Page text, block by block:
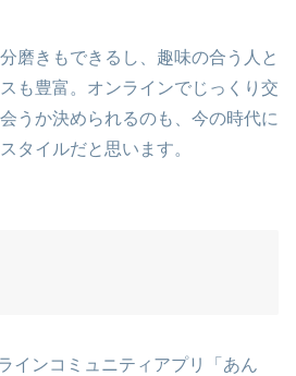
磨きもできるし、趣味の合う人と
も豊富。オンラインでじっくり交
うか決められるのも、今の時代に
タイルだと思います。
インコミュニティアプリ「あん